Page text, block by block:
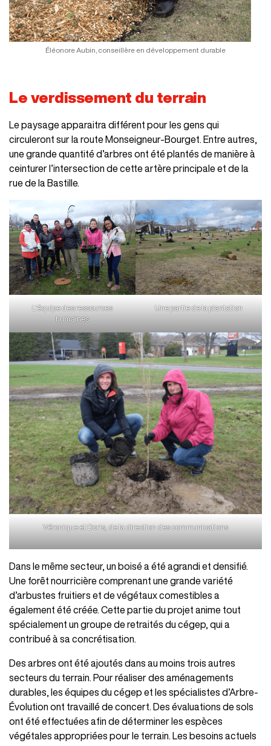
Éléonore Aubin, conseillère en développement durable
Le verdissement du terrain
Le paysage apparaitra différent pour les gens qui
circuleront sur la route Monseigneur-Bourget. Entre autres,
une grande quantité d’arbres ont été plantés de manière à
ceinturer l’intersection de cette artère principale et de la
rue de la Bastille.
L’équipe des ressources
humaines
Une partie de la plantation
Véronique et Doris, de la direction des communications
Dans le même secteur, un boisé a été agrandi et densifié.
Une forêt nourricière comprenant une grande variété
d’arbustes fruitiers et de végétaux comestibles a
également été créée. Cette partie du projet anime tout
spécialement un groupe de retraités du cégep, qui a
contribué à sa concrétisation.
Des arbres ont été ajoutés dans au moins trois autres
secteurs du terrain. Pour réaliser des aménagements
durables, les équipes du cégep et les spécialistes d’Arbre-
Évolution ont travaillé de concert. Des évaluations de sols
ont été effectuées afin de déterminer les espèces
végétales appropriées pour le terrain. Les besoins actuels